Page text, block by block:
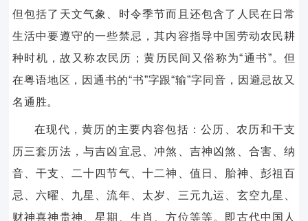
但包括了天文气象、时令季节而且还包含了人民在日常
生活中要遵守的一些禁忌，其内容指导中国劳动农民耕
种时机，故又称农民历；黄历民间又俗称为“通书”。但
在粤语地区，因通书的“书”字跟“输”字同音，因避忌故又
名通胜。
在现代，黄历的主要内容包括：公历、农历和干支
历三套历法，与吉凶宜忌、冲煞、吉神凶煞、合害、纳
音、干支、二十四节气、十二神、值日、胎神、彭祖百
忌、六曜、九星、流年、太岁、三元九运、玄空九星、
财神喜神贵神、星期、生肖、方位等等。即古代中国人